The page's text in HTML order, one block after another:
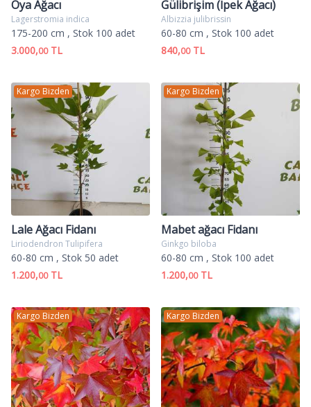
Oya Ağacı
Lagerstromia indica
175-200 cm , Stok 100 adet
3.000,00TL
Gülibrişim (İpek Ağacı)
Albizzia julibrissin
60-80 cm , Stok 100 adet
840,00TL
Kargo Bizden
Lale Ağacı Fidanı
Liriodendron Tulipifera
60-80 cm , Stok 50 adet
1.200,00TL
Kargo Bizden
Mabet ağacı Fidanı
Ginkgo biloba
60-80 cm , Stok 100 adet
1.200,00TL
Kargo Bizden Kargo Bizden